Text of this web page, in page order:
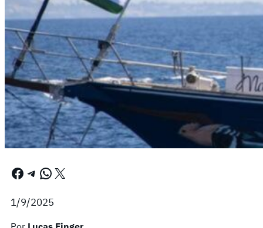
Facebook Telegram WhatsApp X
1/9/2025